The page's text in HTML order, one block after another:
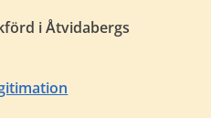
i Åtvidabergs